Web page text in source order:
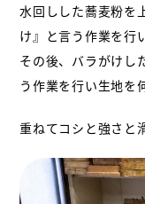
水回しした蕎麦粉を
け』と言う作業を行
その後、バラがけし
う作業を行い生地を
重ねてコシと強さと